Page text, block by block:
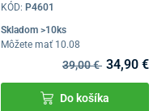
KÓD: P4601
Skladom >10ks
Môžete mať 10.08
39,00 € 34,90 €
Do košíka